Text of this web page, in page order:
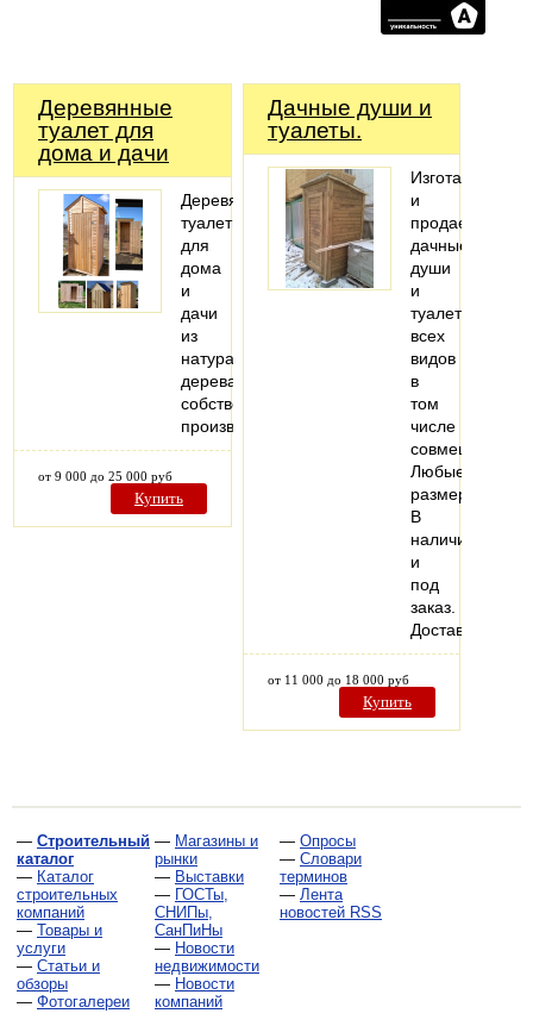
Деревянные
туалет для
дома и дачи
Деревянные
туалеты
для
дома
и
дачи
из
натурального
дерева,
собственного
производства.
от 9 000 до 25 000 руб
Купить
Дачные души и
туалеты.
Изготавливаем
и
продаем
дачные
души
и
туалеты
всех
видов
в
том
числе
совмещенные.
Любые
размеры.
В
наличии
и
под
заказ.
Доставка.
от 11 000 до 18 000 руб
Купить
— Строительный
каталог
— Каталог
строительных
компаний
— Товары и
услуги
— Статьи и
обзоры
— Фотогалереи
— Магазины и
рынки
— Выставки
— ГОСТы,
СНИПы,
СанПиНы
— Новости
недвижимости
— Новости
компаний
— Опросы
— Словари
терминов
— Лента
новостей RSS